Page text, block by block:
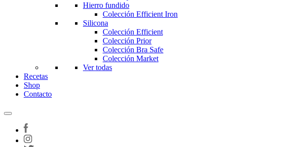
Hierro fundido
Colección Efficient Iron
Silicona
Colección Efficient
Colección Prior
Colección Bra Safe
Colección Market
Ver todas
Recetas
Shop
Contacto